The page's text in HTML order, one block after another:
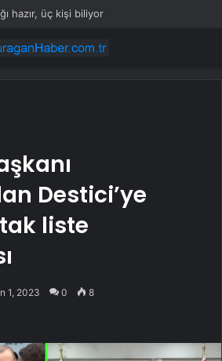
hazır, üç kişi biliyor
Destici’ye
liste
1, 2023 0 8